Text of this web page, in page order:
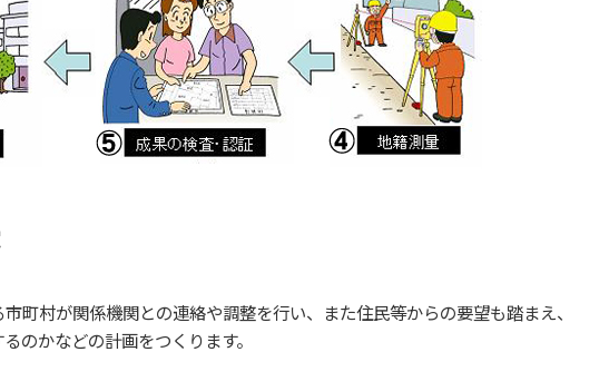
町村が関係機関との連絡や調整を行い、また住民等からの要望も踏まえ、
のかなどの計画をつくります。